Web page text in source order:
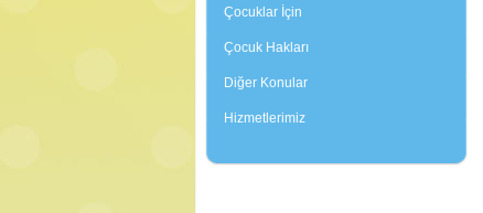
Çocuklar İçin
Çocuk Hakları
Diğer Konular
Hizmetlerimiz